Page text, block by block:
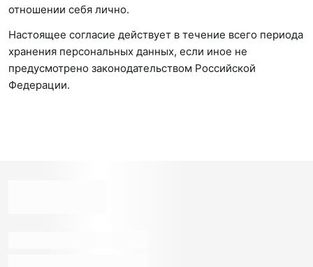
отношении себя лично.
Настоящее согласие действует в течение всего периода
хранения персональных данных, если иное не
предусмотрено законодательством Российской
Федерации.